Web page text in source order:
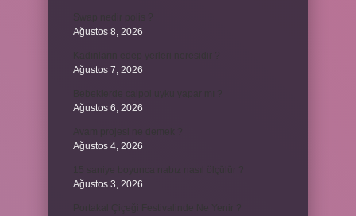
Ağustos 8, 2026
Ağustos 7, 2026
Ağustos 6, 2026
Ağustos 4, 2026
Ağustos 3, 2026